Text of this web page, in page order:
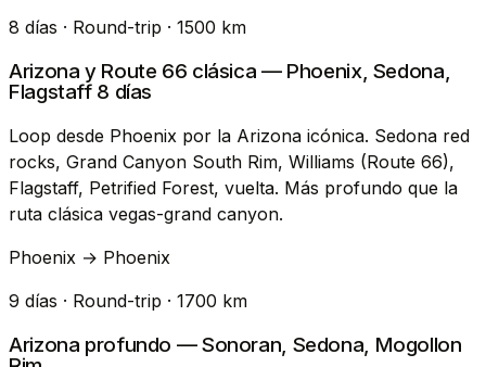
8 días · Round-trip · 1500 km
Arizona y Route 66 clásica — Phoenix, Sedona,
Flagstaff 8 días
Loop desde Phoenix por la Arizona icónica. Sedona red
rocks, Grand Canyon South Rim, Williams (Route 66),
Flagstaff, Petrified Forest, vuelta. Más profundo que la
ruta clásica vegas-grand canyon.
Phoenix → Phoenix
9 días · Round-trip · 1700 km
Arizona profundo — Sonoran, Sedona, Mogollon